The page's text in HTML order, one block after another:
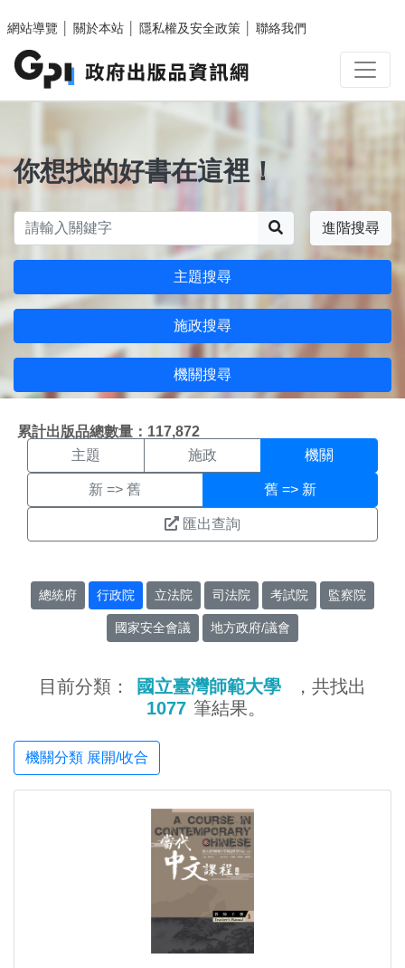
網站導覽
關於本站 隱私權及安全政策 聯絡我們
你想找的好書在這裡！
進階搜尋
主題搜尋
施政搜尋
機關搜尋
累計出版品總數量：117,872
機關搜尋結果頁面
主題 施政 機關
新 => 舊 舊 => 新
匯出查詢
總統府 行政院 立法院 司法院 考試院 監察院
國家安全會議 地方政府/議會
目前分類： 國立臺灣師範大學
，共找出
1077 筆結果。
機關分類 展開/收合